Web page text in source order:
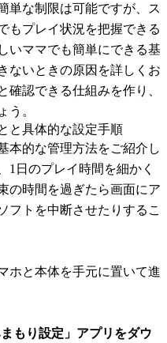
単な制限は可能ですが、ス
もプレイ状況を把握できる
いママでも簡単にできる基
ないときの原因を詳しくお
確認できる仕組みを作り、
う。
と具体的な設定手順
本的な管理方法をご紹介し
1日のプレイ時間を細かく
の時間を過ぎたら画面にア
フトを中断させたりするこ
ホと本体を手元に置いて進
もり設定」アプリをダウ